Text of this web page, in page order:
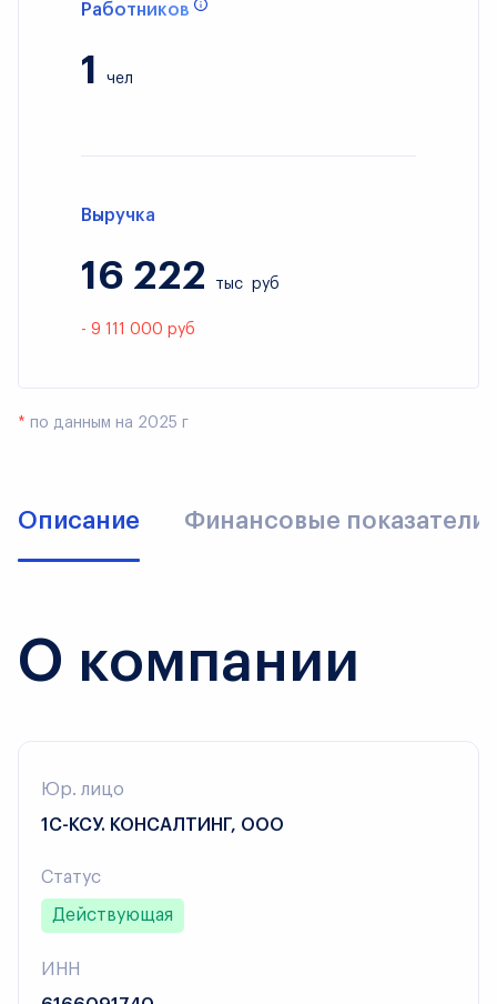
Работников
1 чел
Выручка
16 222 тыс руб
- 9 111 000 руб
* по данным на 2025 г
Описание Финансовые показатели
О компании
Юр. лицо
1С-КСУ. КОНСАЛТИНГ, ООО
Статус
Действующая
ИНН